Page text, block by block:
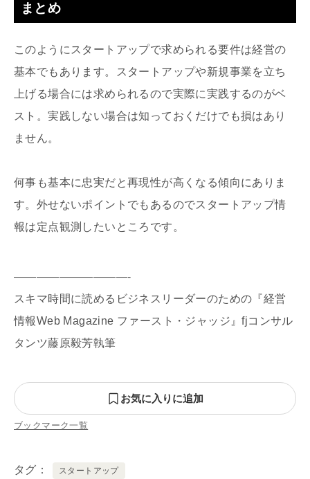
まとめ
このようにスタートアップで求められる要件は経営の
基本でもあります。スタートアップや新規事業を立ち
上げる場合には求められるので実際に実践するのがベ
スト。実践しない場合は知っておくだけでも損はあり
ません。
何事も基本に忠実だと再現性が高くなる傾向にありま
す。外せないポイントでもあるのでスタートアップ情
報は定点観測したいところです。
——————————-
スキマ時間に読めるビジネスリーダーのための『経営
情報Web Magazine ファースト・ジャッジ』fjコンサル
タンツ藤原毅芳執筆
お気に入りに追加
ブックマーク一覧
タグ スタートアップ